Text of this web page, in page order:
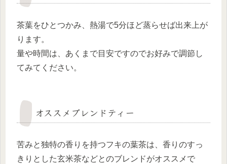
茶葉をひとつかみ、熱湯で5分ほど蒸らせば出来上が
ります。
量や時間は、あくまで目安ですのでお好みで調節し
てみてください。
オススメブレンドティー
苦みと独特の香りを持つフキの葉茶は、香りのすっ
きりとした玄米茶などとのブレンドがオススメで